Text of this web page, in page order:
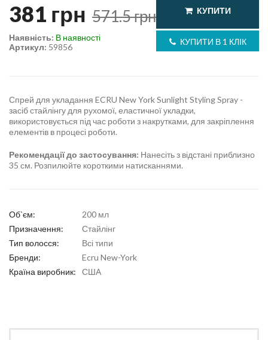
381 грн 571.5грн КУПИТИ
КУПИТИ В 1 КЛІК
Артикул: 59856
Наявність: В наявності
Спрей для укладання ECRU New York Sunlight Styling Spray -
засіб стайлінгу для рухомої, еластичної укладки,
використовується під час роботи з накрутками, для закріплення
елементів в процесі роботи.
Рекомендації до застосування: Нанесіть з відстані приблизно
35 см. Розпилюйте короткими натисканнями.
Об`єм:
200 мл
Призначення:
Стайлінг
Тип волосся:
Всі типи
Бренди:
Ecru New-York
Країна виробник:
США